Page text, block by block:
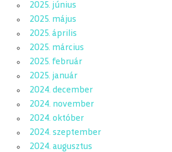
2025. június
2025. május
2025. április
2025. március
2025. február
2025. január
2024. december
2024. november
2024. október
2024. szeptember
2024. augusztus